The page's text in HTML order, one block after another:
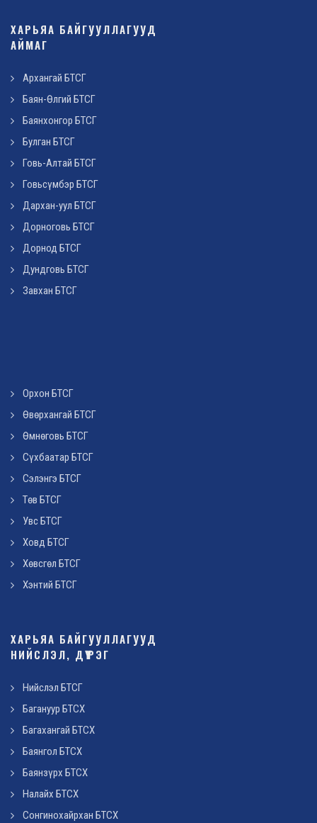
ХАРЬЯА БАЙГУУЛЛАГУУД
АЙМАГ
Архангай БТСГ
Баян-Өлгий БТСГ
Баянхонгор БТСГ
Булган БТСГ
Говь-Алтай БТСГ
Говьсүмбэр БТСГ
Дархан-уул БТСГ
Дорноговь БТСГ
Дорнод БТСГ
Дундговь БТСГ
Завхан БТСГ
Орхон БТСГ
Өвөрхангай БТСГ
Өмнөговь БТСГ
Сүхбаатар БТСГ
Сэлэнгэ БТСГ
Төв БТСГ
Увс БТСГ
Ховд БТСГ
Хөвсгөл БТСГ
Хэнтий БТСГ
ХАРЬЯА БАЙГУУЛЛАГУУД
НИЙСЛЭЛ, ДҮҮРЭГ
Нийслэл БТСГ
Багануур БТСХ
Багахангай БТСХ
Баянгол БТСХ
Баянзүрх БТСХ
Налайх БТСХ
Сонгинохайрхан БТСХ